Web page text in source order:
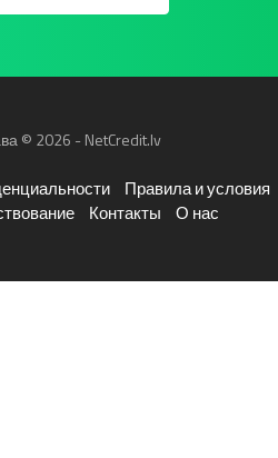
© 2026 - NetCredit.lv
Правила и условия
Контакты О нас